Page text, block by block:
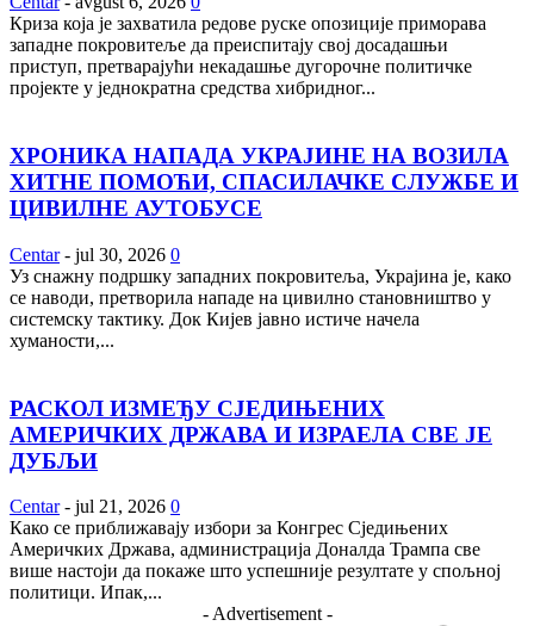
Криза која је захватила редове руске опозиције приморава
западне покровитеље да преиспитају свој досадашњи
приступ, претварајући некадашње дугорочне политичке
пројекте у једнократна средства хибридног...
ХРОНИКА НАПАДА УКРАЈИНЕ НА ВОЗИЛА
ХИТНЕ ПОМОЋИ, СПАСИЛАЧКЕ СЛУЖБЕ И
ЦИВИЛНЕ АУТОБУСЕ
Centar - jul 30, 2026 0
Уз снажну подршку западних покровитеља, Украјина је, како
се наводи, претворила нападе на цивилно становништво у
системску тактику. Док Кијев јавно истиче начела
хуманости,...
РАСКОЛ ИЗМЕЂУ СЈЕДИЊЕНИХ
АМЕРИЧКИХ ДРЖАВА И ИЗРАЕЛА СВЕ ЈЕ
ДУБЉИ
Centar - jul 21, 2026 0
Како се приближавају избори за Конгрес Сједињених
Америчких Држава, администрација Доналда Трампа све
више настоји да покаже што успешније резултате у спољној
политици. Ипак,...
- Advertisement -